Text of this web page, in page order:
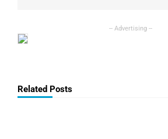
Related Posts